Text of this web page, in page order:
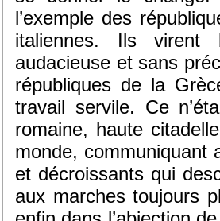
l’exemple des
italiennes. Ils virent
audacieuse et sans
républiques de la
travail servile. Ce
romaine, haute
monde, communiquant
et décroissants qui
aux marches toujours